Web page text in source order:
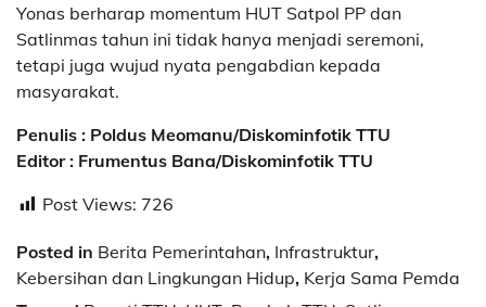
Yonas berharap momentum HUT Satpol PP dan
Satlinmas tahun ini tidak hanya menjadi seremoni,
tetapi juga wujud nyata pengabdian kepada
masyarakat.
Penulis : Poldus Meomanu/Diskominfotik TTU
Editor : Frumentus Bana/Diskominfotik TTU
Post Views: 726
Posted in Berita Pemerintahan, Infrastruktur,
Kebersihan dan Lingkungan Hidup, Kerja Sama Pemda